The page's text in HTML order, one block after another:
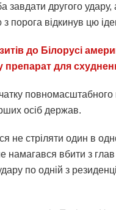
завдати другого
з порога відкинув цю
до Білорусі
для
повномасштабного
осіб держав.
стріляти один в
намагався вбити з
по одній з